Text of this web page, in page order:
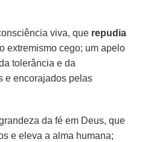
viva, que repudia
extremismo cego; um apelo
tolerância e da
e encorajados pelas
da fé em Deus, que
e eleva a alma humana;